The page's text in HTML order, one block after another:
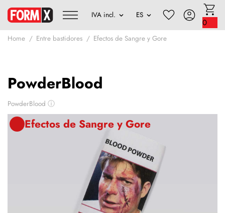
0
Home Entre bastidores Efectos de Sangre y Gore
PowderBlood
PowderBlood ⓘ
Efectos de Sangre y Gore